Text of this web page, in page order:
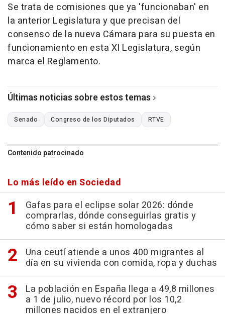
Se trata de comisiones que ya 'funcionaban' en
la anterior Legislatura y que precisan del
consenso de la nueva Cámara para su puesta en
funcionamiento en esta XI Legislatura, según
marca el Reglamento.
Últimas noticias sobre estos temas
Senado Congreso de los Diputados RTVE
Contenido patrocinado
Lo más leído en Sociedad
Gafas para el eclipse solar 2026: dónde
comprarlas, dónde conseguirlas gratis y
cómo saber si están homologadas
Una ceutí atiende a unos 400 migrantes al
día en su vivienda con comida, ropa y duchas
La población en España llega a 49,8 millones
a 1 de julio, nuevo récord por los 10,2
millones nacidos en el extranjero